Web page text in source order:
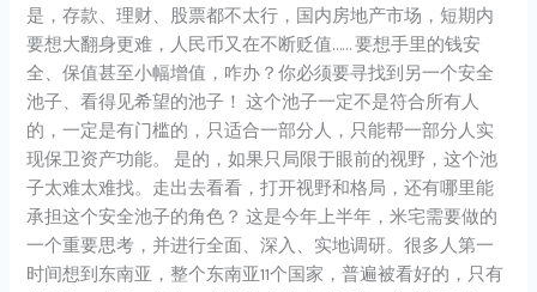
是，存款、理财、股票都不太行，国内房地产市场，短期内
要想大翻身更难，人民币又在不断贬值…… 要想手里的钱安
全、保值甚至小幅增值，咋办？你必须要寻找到另一个安全
池子、看得见希望的池子！ 这个池子一定不是符合所有人
的，一定是有门槛的，只适合一部分人，只能帮一部分人实
现保卫资产功能。 是的，如果只局限于眼前的视野，这个池
子太难太难找。走出去看看，打开视野和格局，还有哪里能
承担这个安全池子的角色？ 这是今年上半年，米宅需要做的
一个重要思考，并进行全面、深入、实地调研。很多人第一
时间想到东南亚，整个东南亚11个国家，普遍被看好的，只有